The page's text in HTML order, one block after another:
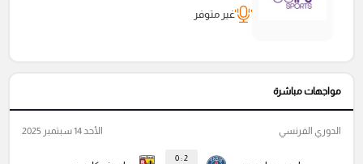
غير متوفر
مواجهات مباشرة
2 : 0
الدوري الفرنسي الأحد 14 سبتمبر 2025